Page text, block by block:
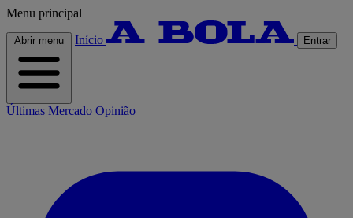
Menu principal
Abrir menu Início Entrar
Últimas Mercado Opinião